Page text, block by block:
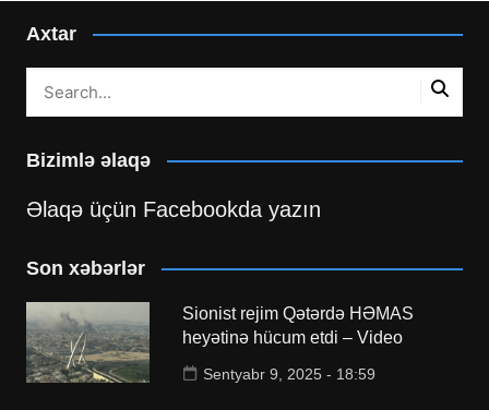
Axtar
Bizimlə əlaqə
Əlaqə üçün Facebookda yazın
Son xəbərlər
Sionist rejim Qətərdə HƏMAS
heyətinə hücum etdi – Video
Sentyabr 9, 2025 - 18:59